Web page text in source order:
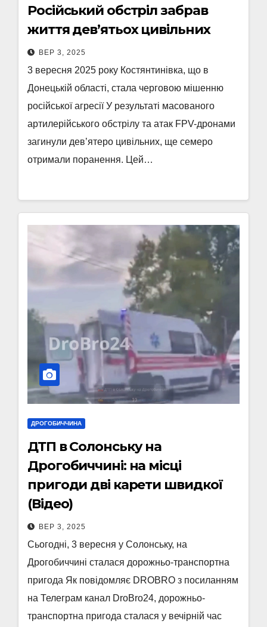
Російський обстріл забрав
життя дев’ятьох цивільних
ВЕР 3, 2025
3 вересня 2025 року Костянтинівка, що в
Донецькій області, стала черговою мішенню
російської агресії У результаті масованого
артилерійського обстрілу та атак FPV-дронами
загинули дев’ятеро цивільних, ще семеро
отримали поранення. Цей…
ДРОГОБИЧЧИНА
ДТП в Солонську на
Дрогобиччині: на місці
пригоди дві карети швидкої
(Відео)
ВЕР 3, 2025
Сьогодні, 3 вересня у Солонську, на
Дрогобиччині сталася дорожньо-транспортна
пригода Як повідомляє DROBRO з посиланням
на Телеграм канал DroBro24, дорожньо-
транспортна пригода сталася у вечірній час